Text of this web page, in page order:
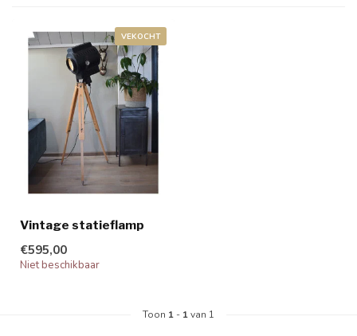
VEKOCHT
Vintage statieflamp
€595,00
Niet beschikbaar
Toon 1 - 1van 1